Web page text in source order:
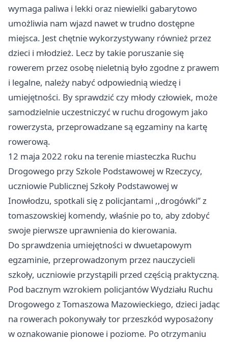
wymaga paliwa i lekki oraz niewielki gabarytowo
umożliwia nam wjazd nawet w trudno dostępne
miejsca. Jest chętnie wykorzystywany również przez
dzieci i młodzież. Lecz by takie poruszanie się
rowerem przez osobę nieletnią było zgodne z prawem
i legalne, należy nabyć odpowiednią wiedzę i
umiejętności. By sprawdzić czy młody człowiek, może
samodzielnie uczestniczyć w ruchu drogowym jako
rowerzysta, przeprowadzane są egzaminy na kartę
rowerową.
12 maja 2022 roku na terenie miasteczka Ruchu
Drogowego przy Szkole Podstawowej w Rzeczycy,
uczniowie Publicznej Szkoły Podstawowej w
Inowłodzu, spotkali się z policjantami ,,drogówki” z
tomaszowskiej komendy, właśnie po to, aby zdobyć
swoje pierwsze uprawnienia do kierowania.
Do sprawdzenia umiejętności w dwuetapowym
egzaminie, przeprowadzonym przez nauczycieli
szkoły, uczniowie przystąpili przed częścią praktyczną.
Pod bacznym wzrokiem policjantów Wydziału Ruchu
Drogowego z Tomaszowa Mazowieckiego, dzieci jadąc
na rowerach pokonywały tor przeszkód wyposażony
w oznakowanie pionowe i poziome. Po otrzymaniu